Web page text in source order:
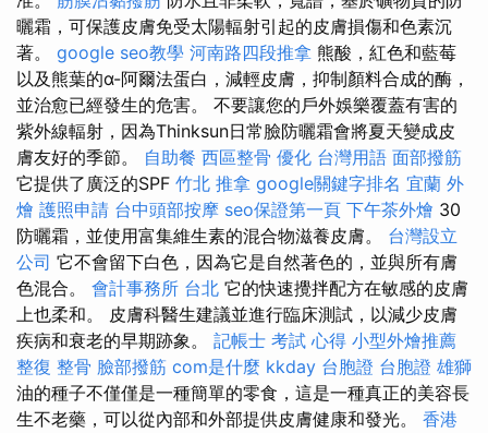
曬霜，可保護皮膚免受太陽輻射引起的皮膚損傷和色素沉
著。 google seo教學 河南路四段推拿 熊酸，紅色和藍莓
以及熊葉的α-阿爾法蛋白，減輕皮膚，抑制顏料合成的酶，
並治愈已經發生的危害。 不要讓您的戶外娛樂覆蓋有害的
紫外線輻射，因為Thinksun日常臉防曬霜會將夏天變成皮
膚友好的季節。 自助餐 西區整骨 優化 台灣用語 面部撥筋
它提供了廣泛的SPF 竹北 推拿 google關鍵字排名 宜蘭 外
燴 護照申請 台中頭部按摩 seo保證第一頁 下午茶外燴 30
防曬霜，並使用富集維生素的混合物滋養皮膚。 台灣設立
公司 它不會留下白色，因為它是自然著色的，並與所有膚
色混合。 會計事務所 台北 它的快速攪拌配方在敏感的皮膚
上也柔和。 皮膚科醫生建議並進行臨床測試，以減少皮膚
疾病和衰老的早期跡象。 記帳士 考試 心得 小型外燴推薦
整復 整骨 臉部撥筋 com是什麼 kkday 台胞證 台胞證 雄獅
油的種子不僅僅是一種簡單的零食，這是一種真正的美容長
生不老藥，可以從內部和外部提供皮膚健康和發光。 香港